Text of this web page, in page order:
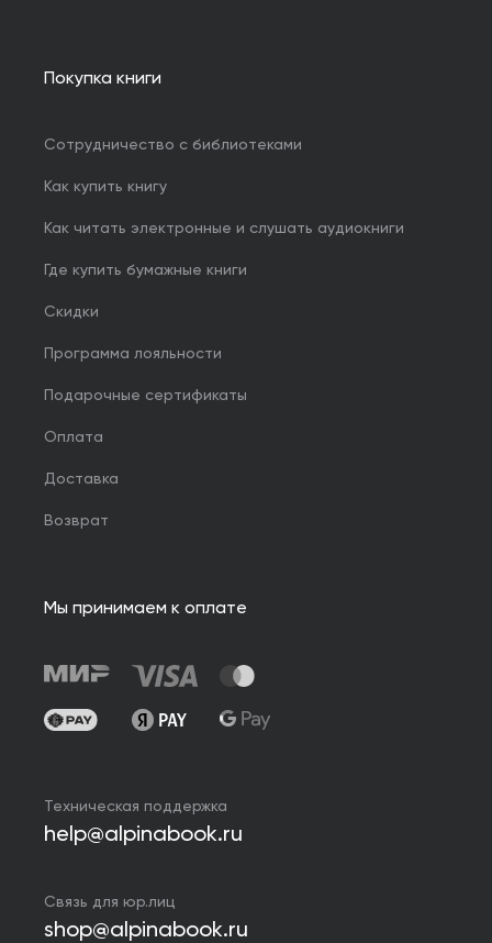
Покупка книги
Сотрудничество с библиотеками
Как купить книгу
Как читать электронные и слушать аудиокниги
Где купить бумажные книги
Скидки
Программа лояльности
Подарочные сертификаты
Оплата
Доставка
Возврат
Мы принимаем к оплате
Техническая поддержка
help@alpinabook.ru
Связь для юр.лиц
shop@alpinabook.ru